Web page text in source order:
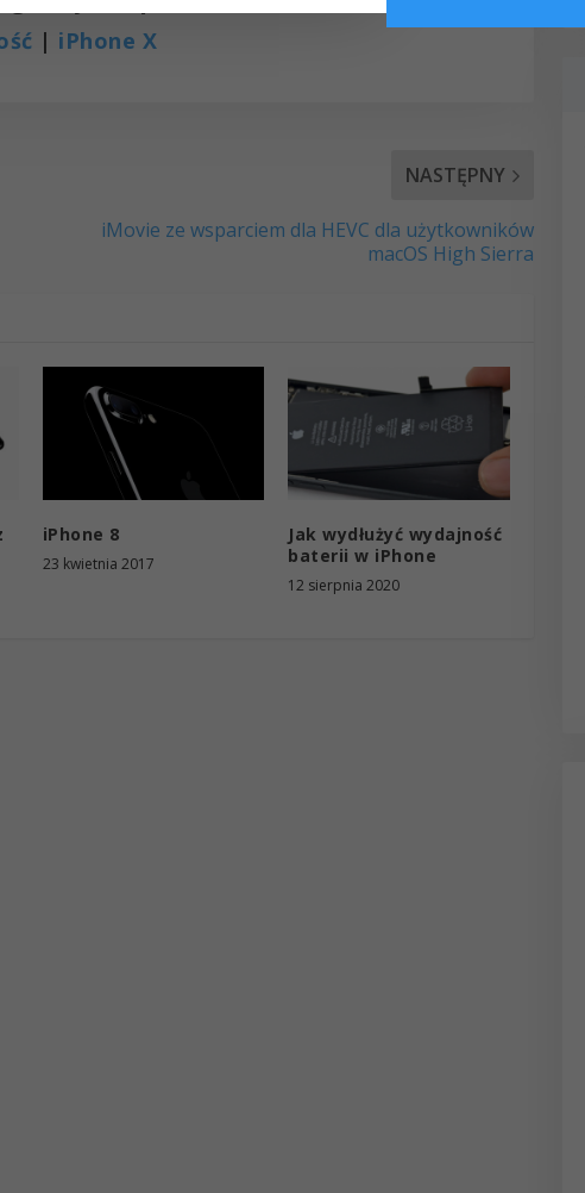
| iPhone X
NASTĘPNY
iMovie ze wsparciem dla HEVC dla użytkowników
macOS High Sierra
iPhone 8
23 kwietnia 2017
Jak wydłużyć wydajność
baterii w iPhone
12 sierpnia 2020